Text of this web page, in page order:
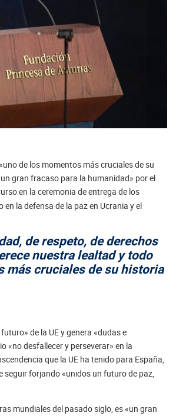
de los momentos más cruciales de su
gran fracaso para la humanidad» por el
en la ceremonia de entrega de los
la defensa de la paz en Ucrania y el
de respeto, de derechos
nuestra lealtad y todo
más cruciales de su historia
de la UE y genera «dudas e
«no desfallecer y perseverar» en la
que la UE ha tenido para España,
seguir forjando «unidos un futuro de paz,
mundiales del pasado siglo, es «un gran